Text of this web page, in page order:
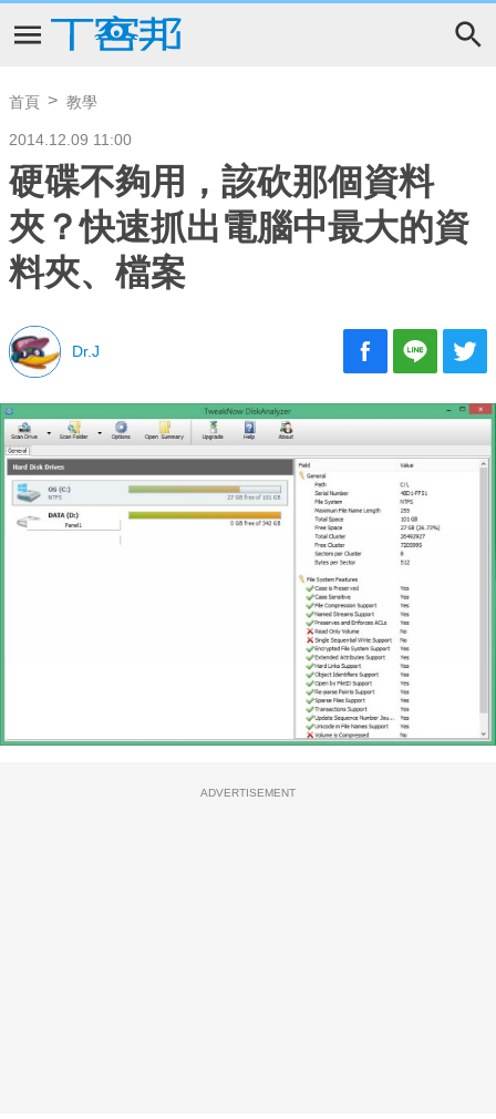
首頁 教學
2014.12.09 11:00
硬碟不夠用，該砍那個資料
夾？快速抓出電腦中最大的資
料夾、檔案
Dr.J
ADVERTISEMENT